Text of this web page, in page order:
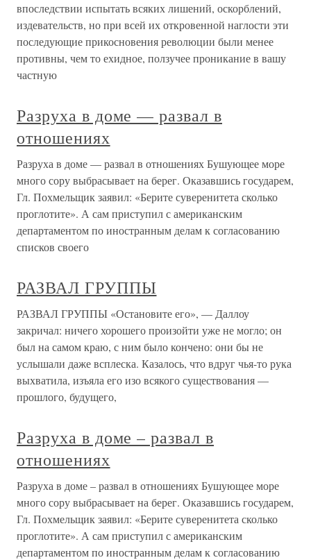
впоследствии испытать всяких лишений, оскорблений,
издевательств, но при всей их откровенной наглости эти
последующие прикосновения революции были менее
противны, чем то ехидное, ползучее проникание в вашу
частную
Разруха в доме — развал в
отношениях
Разруха в доме — развал в отношениях Бушующее море
много сору выбрасывает на берег. Оказавшись государем,
Гл. Похмельщик заявил: «Берите суверенитета сколько
проглотите». А сам приступил с американским
департаментом по иностранным делам к согласованию
списков своего
РАЗВАЛ ГРУППЫ
РАЗВАЛ ГРУППЫ «Остановите его», — Даллоу
закричал: ничего хорошего произойти уже не могло; он
был на самом краю, с ним было кончено: они бы не
услышали даже всплеска. Казалось, что вдруг чья-то рука
выхватила, изъяла его изо всякого существования —
прошлого, будущего,
Разруха в доме – развал в
отношениях
Разруха в доме – развал в отношениях Бушующее море
много сору выбрасывает на берег. Оказавшись государем,
Гл. Похмельщик заявил: «Берите суверенитета сколько
проглотите». А сам приступил с американским
департаментом по иностранным делам к согласованию